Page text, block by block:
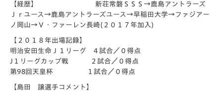
【経歴】 新荘常磐ＳＳＳ→鹿島アントラーズ
Ｊｒユース→鹿島アントラーズユース→早稲田大学→ファジアー
ノ岡山→Ｖ・ファーレン長崎(２０１７年加入)
【２０１８年出場記録】
明治安田生命Ｊ１リーグ ４試合／０得点
J１リーグカップ戦 ２試合／０得点
第98回天皇杯 １試合／０得点
【島田 譲選手コメント】